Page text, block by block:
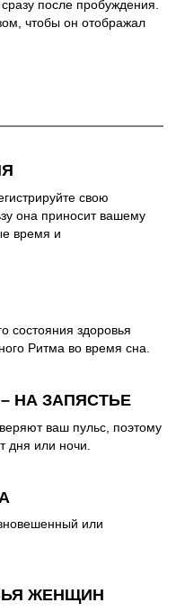
после пробуждения.
чтобы он отображал
свою
она приносит вашему
время и
состояния здоровья
Ритма во время сна.
НА ЗАПЯСТЬЕ
ваш пульс, поэтому
дня или ночи.
или
ЖЕНЩИН